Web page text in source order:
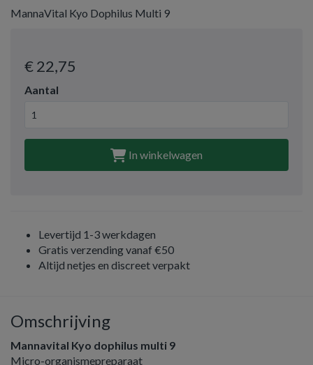
MannaVital Kyo Dophilus Multi 9
€ 22,75
Aantal
In winkelwagen
Levertijd 1-3 werkdagen
Gratis verzending vanaf €50
Altijd netjes en discreet verpakt
Omschrijving
Mannavital Kyo dophilus multi 9
Micro-organismepreparaat